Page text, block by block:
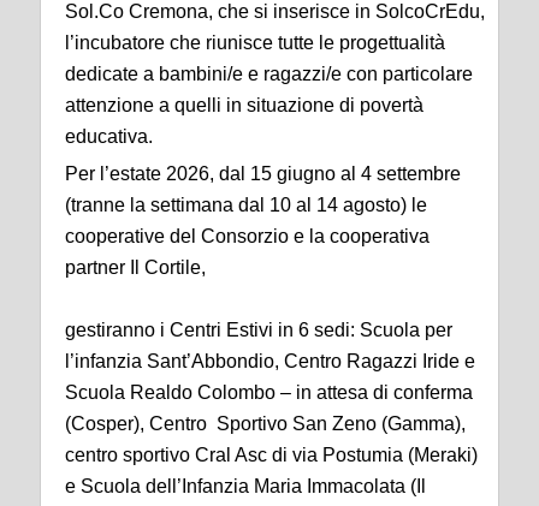
Sol.Co Cremona, che si inserisce in SolcoCrEdu,
l’incubatore che riunisce tutte le progettualità
dedicate a bambini/e e ragazzi/e con particolare
attenzione a quelli in situazione di povertà
educativa.
Per l’estate 2026, dal 15 giugno al 4 settembre
(tranne la settimana dal 10 al 14 agosto) le
cooperative del Consorzio e la cooperativa
partner Il Cortile,
gestiranno i Centri Estivi in 6 sedi: Scuola per
l’infanzia Sant’Abbondio, Centro Ragazzi Iride e
Scuola Realdo Colombo – in attesa di conferma
(Cosper), Centro Sportivo San Zeno (Gamma),
centro sportivo Cral Asc di via Postumia (Meraki)
e Scuola dell’Infanzia Maria Immacolata (Il